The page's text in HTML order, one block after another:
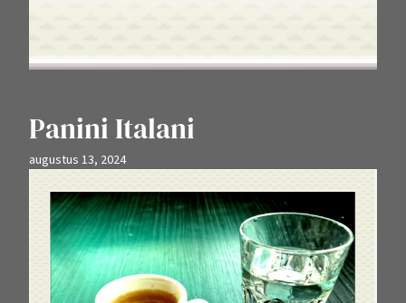
Panini Italani
augustus 13, 2024